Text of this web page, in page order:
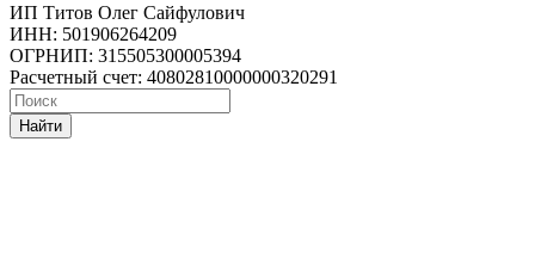
ИП Титов Олег Сайфулович
ИНН: 501906264209
ОГРНИП: 315505300005394
Расчетный счет: 40802810000000320291
Найти